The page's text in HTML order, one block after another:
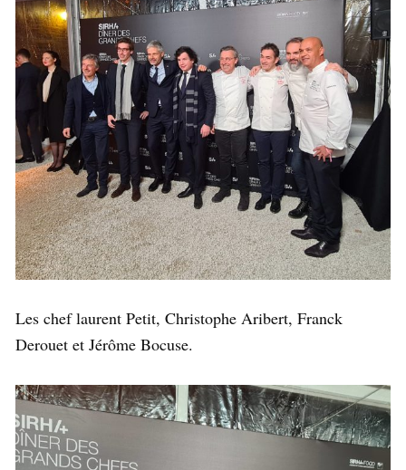
Les chef laurent Petit, Christophe Aribert, Franck
Derouet et Jérôme Bocuse.